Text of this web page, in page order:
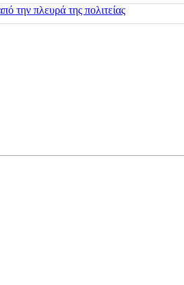
την πλευρά της πολιτείας